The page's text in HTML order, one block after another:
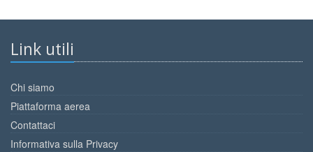
Link utili
Chi siamo
Piattaforma aerea
Contattaci
Informativa sulla Privacy